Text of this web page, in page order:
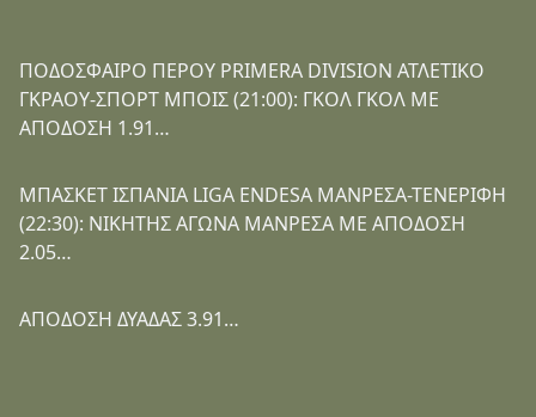
ΠΟΔΟΣΦΑΙΡΟ ΠΕΡΟΥ PRIMERA DIVISION ΑΤΛΕΤΙΚΟ
ΓΚΡΑΟΥ-ΣΠΟΡΤ ΜΠΟΙΣ (21:00): ΓΚΟΛ ΓΚΟΛ ΜΕ
ΑΠΟΔΟΣΗ 1.91…
ΜΠΑΣΚΕΤ ΙΣΠΑΝΙΑ LIGA ENDESA ΜΑΝΡΕΣΑ-ΤΕΝΕΡΙΦΗ
(22:30): ΝΙΚΗΤΗΣ ΑΓΩΝΑ ΜΑΝΡΕΣΑ ΜΕ ΑΠΟΔΟΣΗ
2.05…
ΑΠΟΔΟΣΗ ΔΥΑΔΑΣ 3.91…